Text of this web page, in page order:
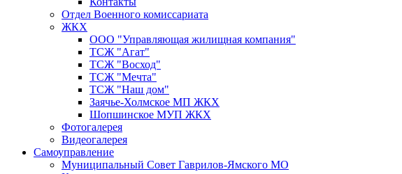
Отдел Военного комиссариата
ЖКХ
ООО "Управляющая жилищная компания"
ТСЖ "Агат"
ТСЖ "Восход"
ТСЖ "Мечта"
ТСЖ "Наш дом"
Заячье-Холмское МП ЖКХ
Шопшинское МУП ЖКХ
Фотогалерея
Видеогалерея
Самоуправление
Муниципальный Совет Гаврилов-Ямского МО